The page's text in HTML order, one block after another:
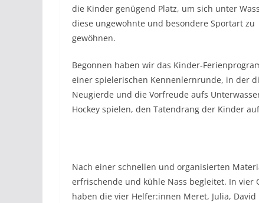
die Kinder genügend Platz, um sich unter
diese ungewohnte und besondere Sportart zu
gewöhnen.
Begonnen haben wir das Kinder-
einer spielerischen Kennenlernrunde, in der
Neugierde und die Vorfreude aufs
Hockey spielen, den Tatendrang der Kinder
Nach einer schnellen und organisierten
erfrischende und kühle Nass begleitet. In vier
haben die vier Helfer:innen Meret, Julia,